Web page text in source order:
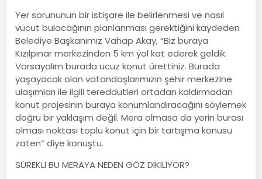
Yer sorununun bir istişare ile belirlenmesi ve nasıl
vücut bulacağının planlanması gerektiğini kaydeden
Belediye Başkanımız Vahap Akay, “Biz buraya
Kızılpınar merkezinden 5 km yol kat ederek geldik.
Varsayalım burada ucuz konut ürettiniz. Burada
yaşayacak olan vatandaşlarımızın şehir merkezine
ulaşımları ile ilgili tereddütleri ortadan kaldırmadan
konut projesinin buraya konumlandıracağını söylemek
doğru bir yaklaşım değil. Mera olmasa da yerin burası
olması noktası toplu konut için bir tartışma konusu
zaten” diye konuştu.
SÜREKLİ BU MERAYA NEDEN GÖZ DİKİLİYOR?